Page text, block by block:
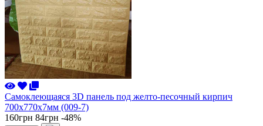
Самоклеющаяся 3D панель под желто-песочный кирпич
700x770x7мм (009-7)
160грн 84грн -48%